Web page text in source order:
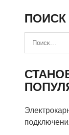
ПОИСК